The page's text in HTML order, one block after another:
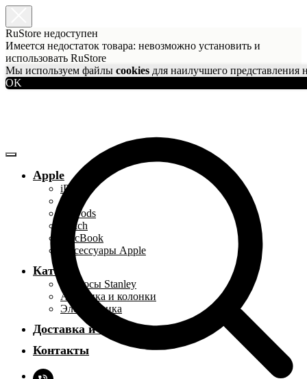
RuStore недоступен
Имеется недостаток товара: невозможно установить и
использовать RuStore
Мы используем файлы cookies для наилучшего представления
OK
Apple
iPhone
iPad
AirPods
Watch
MacBook
Аксессуары Apple
Каталог
Термосы Stanley
Акустика и колонки
Электроника
Доставка и оплата
Контакты